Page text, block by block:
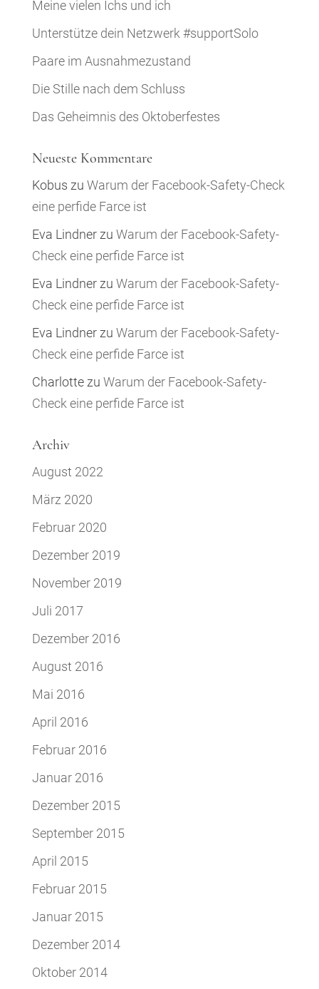
Meine vielen Ichs und ich
Unterstütze dein Netzwerk #supportSolo
Paare im Ausnahmezustand
Die Stille nach dem Schluss
Das Geheimnis des Oktoberfestes
Neueste Kommentare
Kobus zu Warum der Facebook-Safety-Check
eine perfide Farce ist
Eva Lindnerzu Warum der Facebook-Safety-
Check eine perfide Farce ist
Eva Lindnerzu Warum der Facebook-Safety-
Check eine perfide Farce ist
Eva Lindnerzu Warum der Facebook-Safety-
Check eine perfide Farce ist
Charlottezu Warum der Facebook-Safety-
Check eine perfide Farce ist
Archiv
August 2022
März 2020
Februar 2020
Dezember 2019
November 2019
Juli 2017
Dezember 2016
August 2016
Mai 2016
April 2016
Februar 2016
Januar 2016
Dezember 2015
September 2015
April 2015
Februar 2015
Januar 2015
Dezember 2014
Oktober 2014